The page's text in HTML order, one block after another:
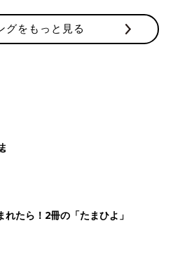
など、実用性のあるものを贈りま
き、実家は好きなもの(コーヒー
すが、一番評判のよかったのが、
れ以降は、毎年同じものを送って
いてどう思う？
母の日、バレンタイン･･･両家の実
、感謝して贈るべきだと･･･自分
グをもっと見る
れたら！2冊の「たまひよ」